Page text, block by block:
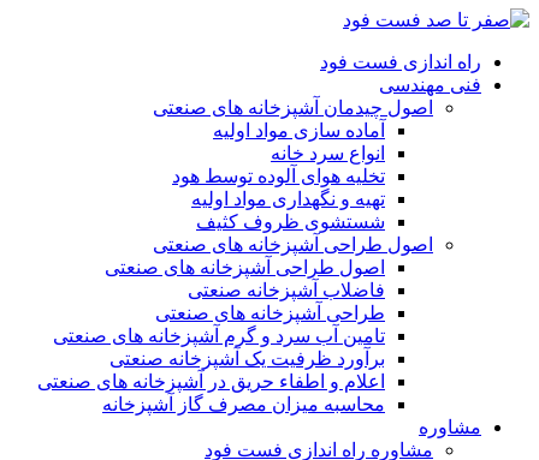
راه اندازی فست فود
فنی مهندسی
اصول چیدمان آشپزخانه های صنعتی
آماده سازی مواد اولیه
انواع سرد خانه
تخلیه هوای آلوده توسط هود
تهیه و نگهداری مواد اولیه
شستشوی ظروف کثیف
اصول طراحی آشپزخانه های صنعتی
اصول طراحی آشپزخانه های صنعتی
فاضلاب آشپزخانه صنعتی
طراحی آشپزخانه های صنعتی
تامین آب سرد و گرم آشپزخانه های صنعتی
برآورد ظرفیت یک آشپزخانه صنعتی
اعلام و اطفاء حریق در آشپزخانه های صنعتی
محاسبه میزان مصرف گاز آشپزخانه
مشاوره
مشاوره راه اندازی فست فود